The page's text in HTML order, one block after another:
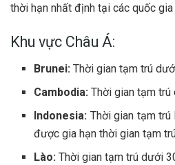
thời hạn nhất định tại các quốc gia
Khu vực Châu Á:
Brunei: Thời gian tạm trú
Cambodia: Thời gian tạm trú
Indonesia: Thời gian tạm trú
được gia hạn thời gian tạm
Lào:Thời gian tạm trú dưới